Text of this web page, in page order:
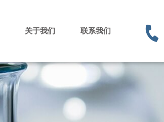
关于我们 联系我们